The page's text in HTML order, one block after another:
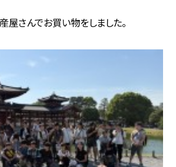
さんでお買い物をしました。